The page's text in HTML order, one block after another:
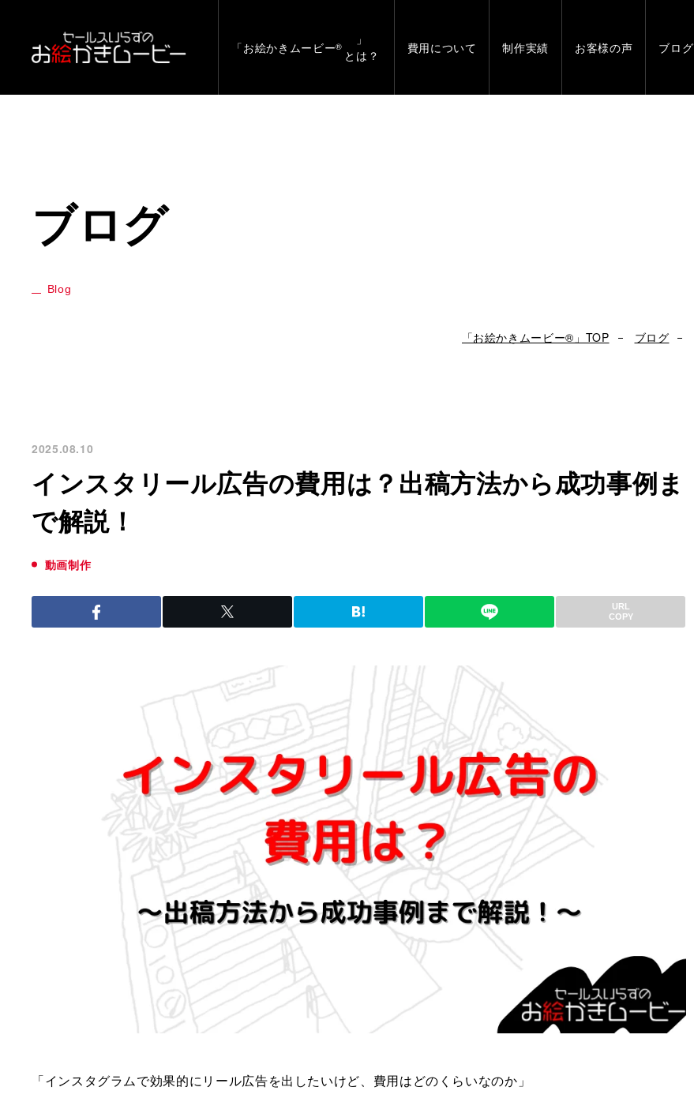
「お絵かきムービー®
」
とは？
費用について 制作実績 お客様の声 ブログ
ブログ
Blog
「お絵かきムービー®」TOP ブログ
2025.08.10
インスタリール広告の費用は？出稿方法から成功事例ま
で解説！
動画制作
URL
COPY
「インスタグラムで効果的にリール広告を出したいけど、費用はどのくらいなのか」